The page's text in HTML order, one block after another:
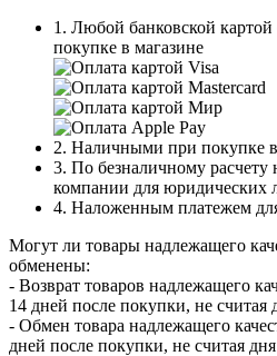
1. Любой банковской
покупке в магазине
2. Наличными при покупке
3. По безналичному расчету
компании для юридических
4. Наложенным платежем
Могут ли товары надлежащего
обменены:
- Возврат товаров надлежащего
14 дней после покупки, не считая
- Обмен товара надлежащего
дней после покупки, не считая